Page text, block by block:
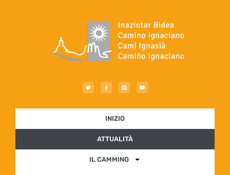
INIZIO
ATTUALITÀ
IL CAMMINO